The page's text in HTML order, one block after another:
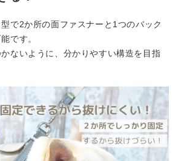
で2か所の面ファスナーと1つのバック
です。
ないように、分かりやすい構造を目指